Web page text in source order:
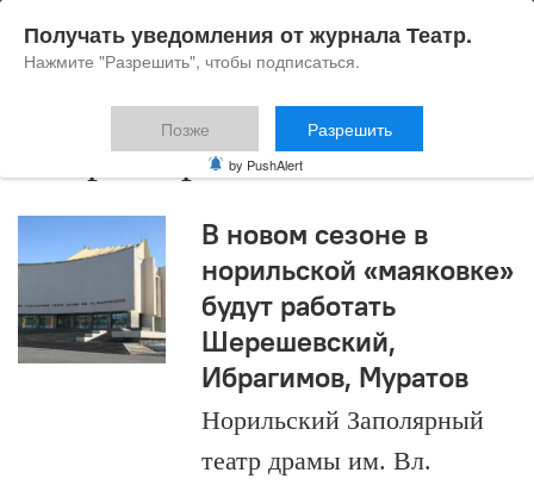
Петр Шерешевский
В новом сезоне в
норильской «маяковке»
будут работать
Шерешевский,
Ибрагимов, Муратов
Норильский Заполярный
театр драмы им. Вл.
Получать уведомления от журнала Театр.
Нажмите "Разрешить", чтобы подписаться.
Позже Разрешить
by PushAlert